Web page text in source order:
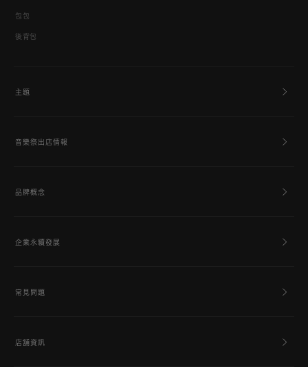
包包
後背包
主題
音樂祭出店情報
品牌概念
企業永續發展
常見問題
店舖資訊